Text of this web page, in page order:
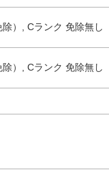
）, Cランク 免除無し
）, Cランク 免除無し